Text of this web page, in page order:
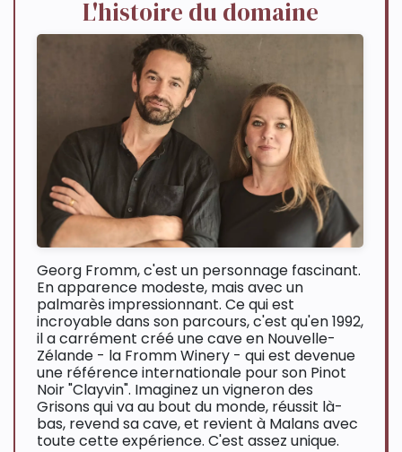
L'histoire du domaine
Georg Fromm, c'est un personnage fascinant.
En apparence modeste, mais avec un
palmarès impressionnant. Ce qui est
incroyable dans son parcours, c'est qu'en 1992,
il a carrément créé une cave en Nouvelle-
Zélande - la Fromm Winery - qui est devenue
une référence internationale pour son Pinot
Noir "Clayvin". Imaginez un vigneron des
Grisons qui va au bout du monde, réussit là-
bas, revend sa cave, et revient à Malans avec
toute cette expérience. C'est assez unique.